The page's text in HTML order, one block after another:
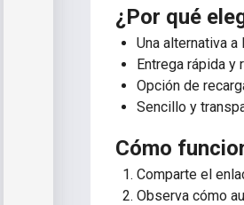
¿Por qué
Una alternativa
Entrega rápida
Opción de
Sencillo y
Cómo
Comparte el
Observa cómo